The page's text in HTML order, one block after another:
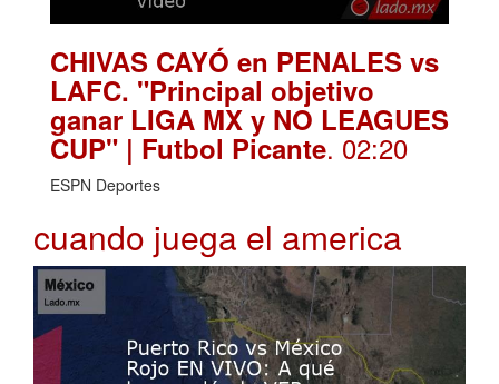
CHIVAS CAYÓ en PENALES vs
LAFC. "Principal objetivo
ganar LIGA MX y NO LEAGUES
CUP" | Futbol Picante. 02:20
ESPN Deportes
cuando juega el america